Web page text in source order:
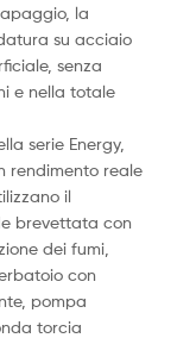
la
su acciaio
senza
e nella totale
serie Energy,
rendimento reale
il
brevettata con
dei fumi,
con
pompa
torcia